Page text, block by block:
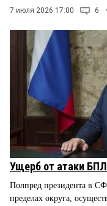
7 июля 2026 17:00 6
Ущерб от атаки
Полпред президента в
пределах округа,